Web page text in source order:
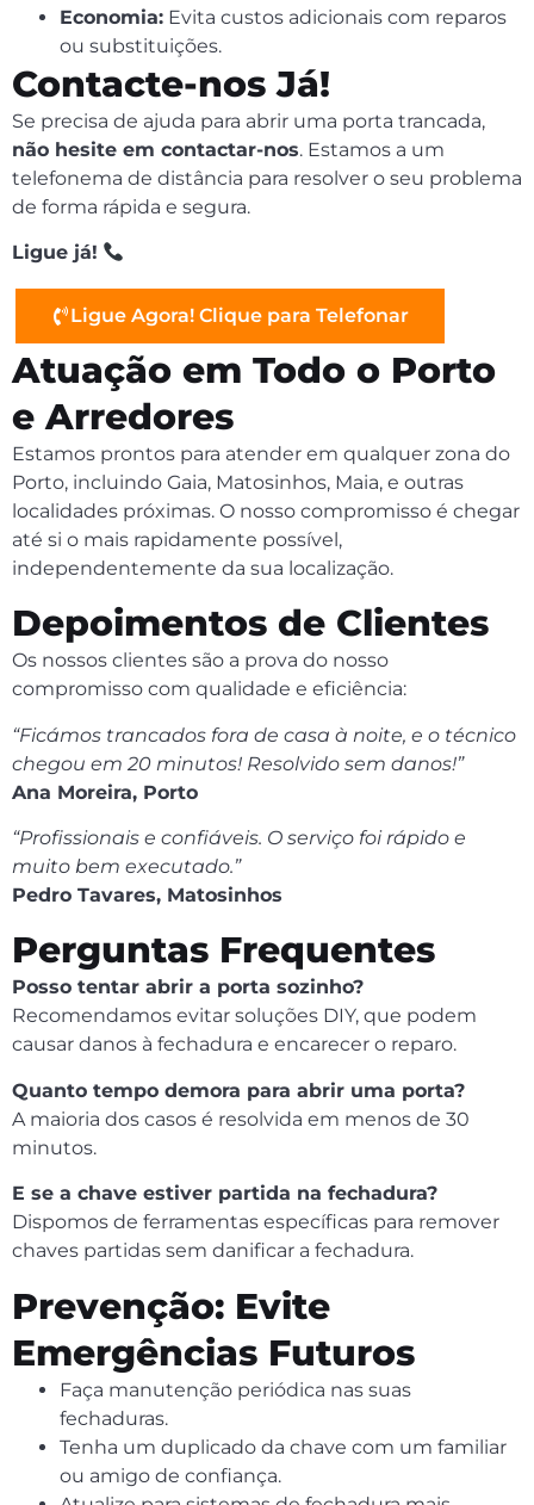
Economia: Evita custos adicionais com reparos
ou substituições.
Contacte-nos Já!
Se precisa de ajuda para abrir uma porta trancada,
não hesite em contactar-nos. Estamos a um
telefonema de distância para resolver o seu problema
de forma rápida e segura.
Ligue já!
Ligue Agora! Clique para Telefonar
Atuação em Todo o Porto
e Arredores
Estamos prontos para atender em qualquer zona do
Porto, incluindo Gaia, Matosinhos, Maia, e outras
localidades próximas. O nosso compromisso é chegar
até si o mais rapidamente possível,
independentemente da sua localização.
Depoimentos de Clientes
Os nossos clientes são a prova do nosso
compromisso com qualidade e eficiência:
“Ficámos trancados fora de casa à noite, e o técnico
chegou em 20 minutos! Resolvido sem danos!”
Ana Moreira, Porto
“Profissionais e confiáveis. O serviço foi rápido e
muito bem executado.”
Pedro Tavares, Matosinhos
Perguntas Frequentes
Posso tentar abrir a porta sozinho?
Recomendamos evitar soluções DIY, que podem
causar danos à fechadura e encarecer o reparo.
Quanto tempo demora para abrir uma porta?
A maioria dos casos é resolvida em menos de 30
minutos.
E se a chave estiver partida na fechadura?
Dispomos de ferramentas específicas para remover
chaves partidas sem danificar a fechadura.
Prevenção: Evite
Emergências Futuros
Faça manutenção periódica nas suas
fechaduras.
Tenha um duplicado da chave com um familiar
ou amigo de confiança.